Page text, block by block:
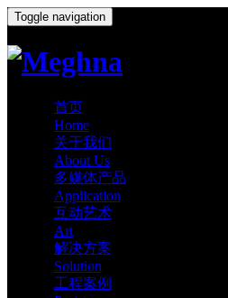
Toggle navigation
首页
Home
关于我们
About Us
多媒体产品
Application
互动艺术
Art
解决方案
Solution
工程案例